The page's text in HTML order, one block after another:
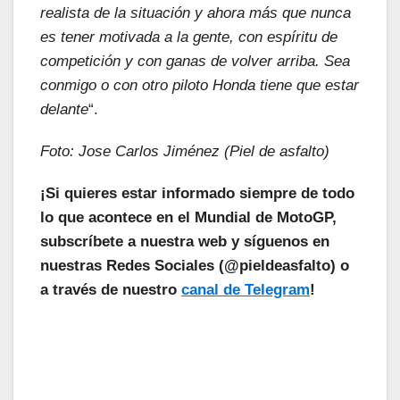
realista de la situación y ahora más que nunca
es tener motivada a la gente, con espíritu de
competición y con ganas de volver arriba. Sea
conmigo o con otro piloto Honda tiene que estar
delante“.
Foto: Jose Carlos Jiménez (Piel de asfalto)
¡Si quieres estar informado siempre de todo
lo que acontece en el Mundial de MotoGP,
subscríbete a nuestra web y síguenos en
nuestras Redes Sociales (@pieldeasfalto) o
a través de nuestro canal de Telegram!